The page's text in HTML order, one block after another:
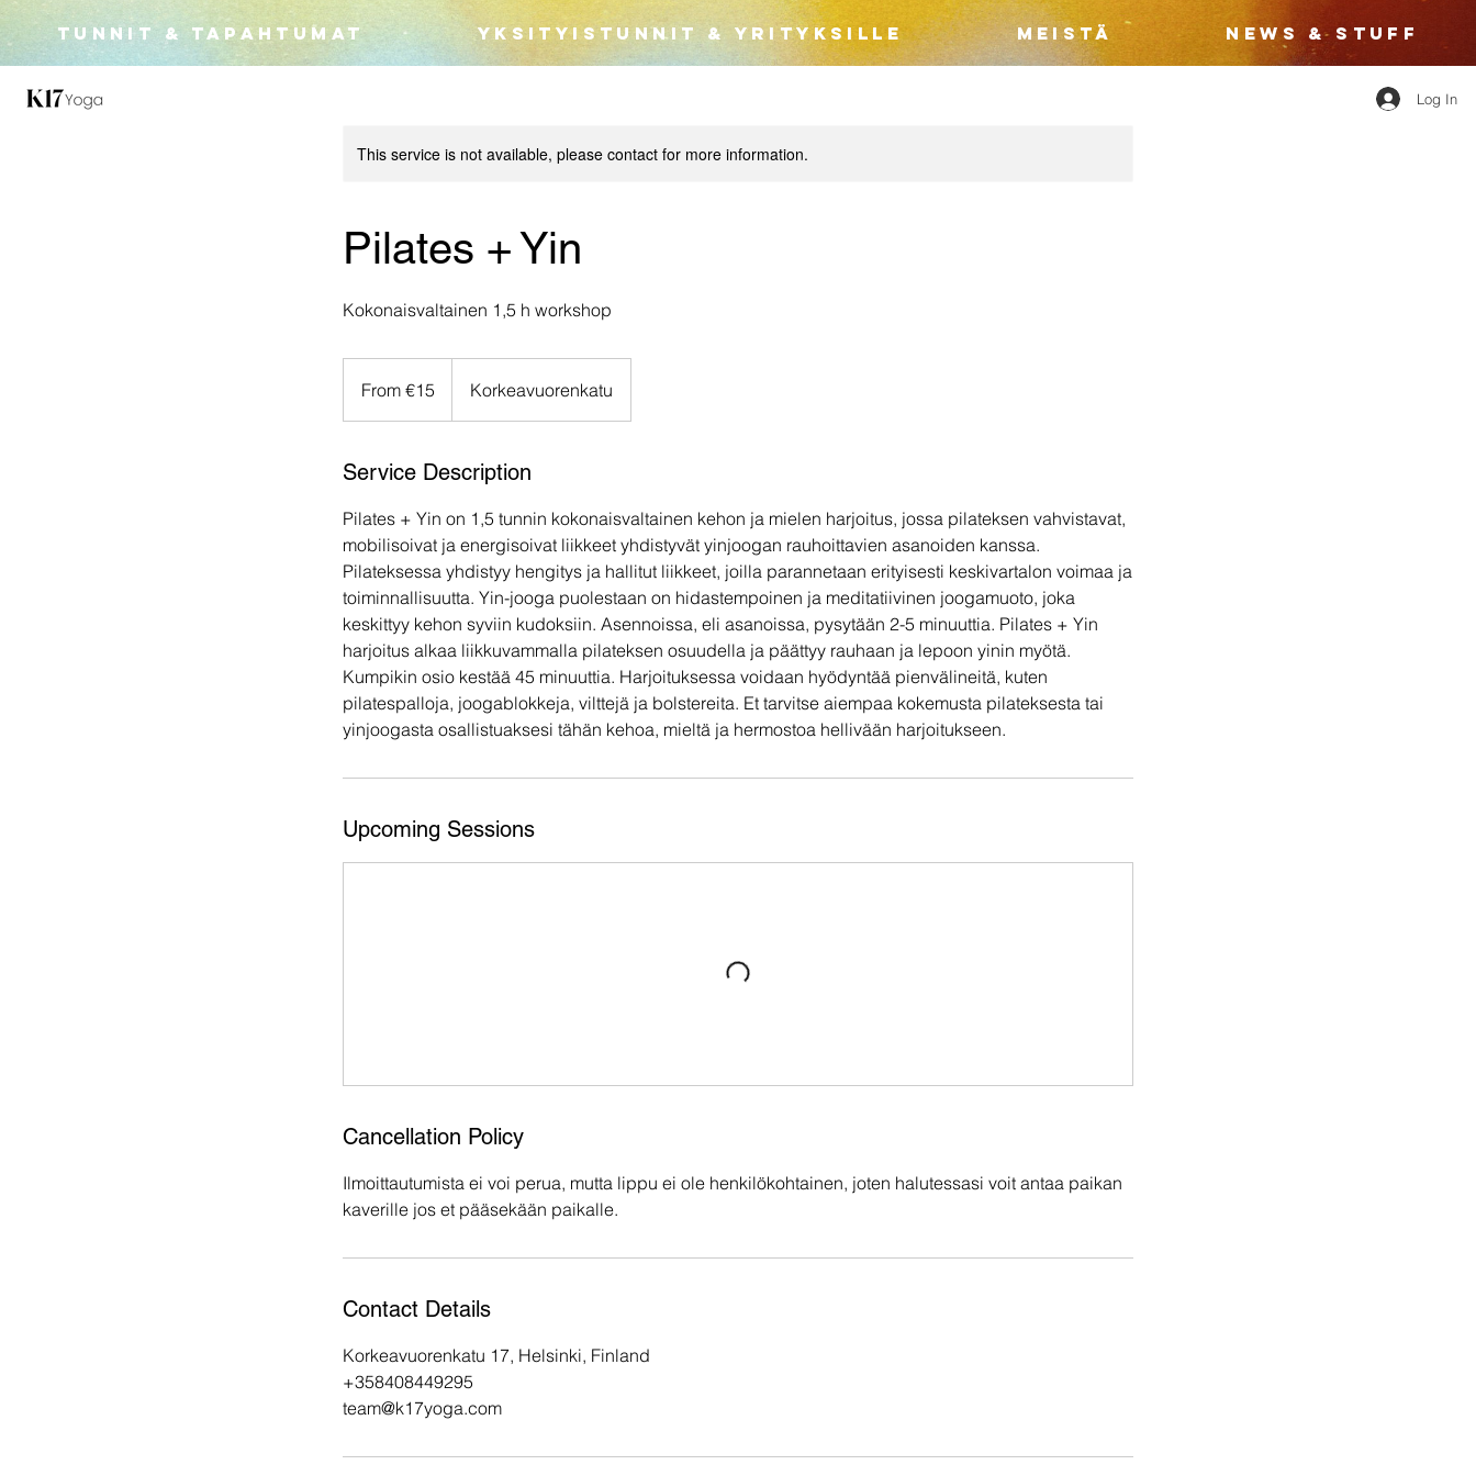
TUNNIT & TAPAHTUMAT YKSITYISTUNNIT & YRITYKSILLE MEISTÄ NEWS & STUFF
Log In
This service is not available, please contact for more information.
Pilates + Yin
Kokonaisvaltainen 1,5 h workshop
eurosFrom €15 Korkeavuorenkatu
Service Description
Pilates + Yin on 1,5 tunnin kokonaisvaltainen kehon ja mielen harjoitus, jossa pilateksen vahvistavat,
mobilisoivat ja energisoivat liikkeet yhdistyvät yinjoogan rauhoittavien asanoiden kanssa.
Pilateksessa yhdistyy hengitys ja hallitut liikkeet, joilla parannetaan erityisesti keskivartalon voimaa ja
toiminnallisuutta. Yin-jooga puolestaan on hidastempoinen ja meditatiivinen joogamuoto, joka
keskittyy kehon syviin kudoksiin. Asennoissa, eli asanoissa, pysytään 2-5 minuuttia. Pilates + Yin
harjoitus alkaa liikkuvammalla pilateksen osuudella ja päättyy rauhaan ja lepoon yinin myötä.
Kumpikin osio kestää 45 minuuttia. Harjoituksessa voidaan hyödyntää pienvälineitä, kuten
pilatespalloja, joogablokkeja, vilttejä ja bolstereita. Et tarvitse aiempaa kokemusta pilateksesta tai
yinjoogasta osallistuaksesi tähän kehoa, mieltä ja hermostoa hellivään harjoitukseen.
Upcoming Sessions
Cancellation Policy
Ilmoittautumista ei voi perua, mutta lippu ei ole henkilökohtainen, joten halutessasi voit antaa paikan
kaverille jos et pääsekään paikalle.
Contact Details
Korkeavuorenkatu 17, Helsinki, Finland
+358408449295
team@k17yoga.com